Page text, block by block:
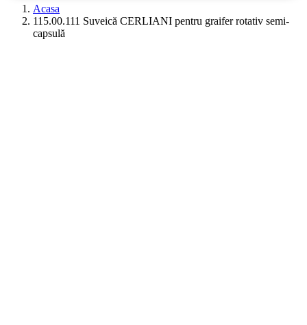
Acasa
115.00.111 Suveică CERLIANI pentru graifer rotativ semi-
capsulă